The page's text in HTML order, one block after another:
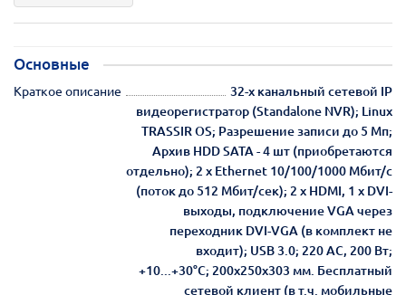
Основные
Краткое описание
32-х канальный сетевой IP
видеорегистратор (Standalone NVR); Linux
TRASSIR OS; Разрешение записи до 5 Мп;
Архив HDD SATA - 4 шт (приобретаются
отдельно); 2 х Ethernet 10/100/1000 Мбит/с
(поток до 512 Мбит/сек); 2 х HDMI, 1 х DVI-
выходы, подключение VGA через
переходник DVI-VGA (в комплект не
входит); USB 3.0; 220 АС, 200 Вт;
+10...+30°C; 200х250х303 мм. Бесплатный
сетевой клиент (в т.ч. мобильные